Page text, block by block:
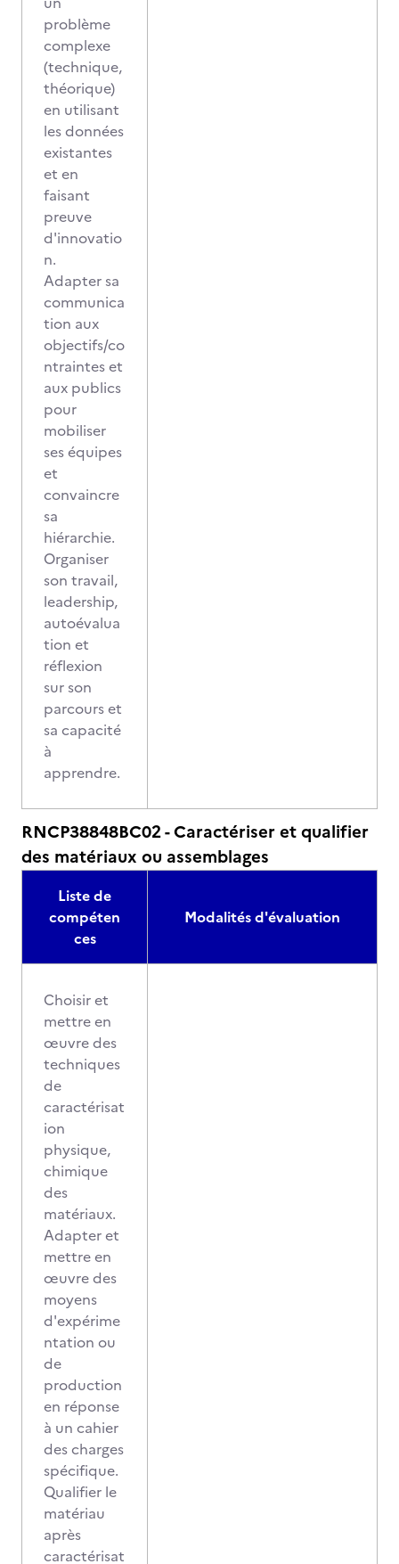
problème
complexe
(technique,
théorique)
en utilisant
les données
existantes
et en
faisant
preuve
d'innovatio
n.
Adapter sa
communica
tion aux
objectifs/co
ntraintes et
aux publics
pour
mobiliser
ses équipes
et
convaincre
sa
hiérarchie.
Organiser
son travail,
leadership,
autoévalua
tion et
réflexion
sur son
parcours et
sa capacité
à
apprendre.
RNCP38848BC02 - Caractériser et qualifier
des matériaux ou assemblages
Liste de
compéten
ces
Modalités d'évaluation
Choisir et
mettre en
œuvre des
techniques
de
caractérisat
ion
physique,
chimique
des
matériaux.
Adapter et
mettre en
œuvre des
moyens
d'expérime
ntation ou
de
production
en réponse
à un cahier
des charges
spécifique.
Qualifier le
matériau
après
caractérisat